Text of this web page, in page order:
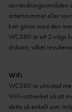
användningsområden
arbetsrummet eller
kan göras med den
WCS80 är ett 2-vägs
diskant, vilket
WiFi
WCS80 är utrustad
WiFi-nätverket så att
detta så enkelt som